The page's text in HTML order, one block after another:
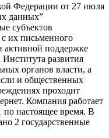
Федерации от 27 июля
данных”
субъектов
их письменного
активной поддержке
развития
органов власти, а
и общественных
проходит
Компания работает
по настоящее время. В
2 государственные